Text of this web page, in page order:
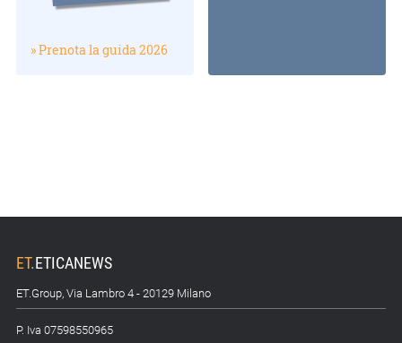
» Prenota la guida 2026
ET.ETICANEWS
ET.Group, Via Lambro 4 - 20129 Milano
P. Iva 07598550965